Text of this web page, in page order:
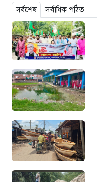
সর্বশেষ
সর্বাধিক পঠিত